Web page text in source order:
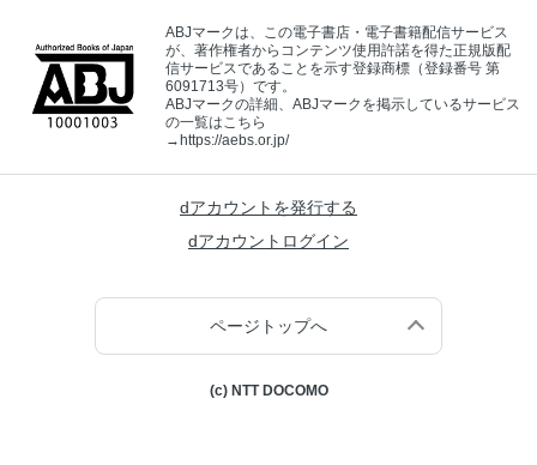
ABJマークは、この電子書店・電子書籍配信サービス
が、著作権者からコンテンツ使用許諾を得た正規版配
信サービスであることを示す登録商標（登録番号 第
6091713号）です。
ABJマークの詳細、ABJマークを掲示しているサービス
の一覧はこちら
→https://aebs.or.jp/
dアカウントを発行する
dアカウントログイン
ページトップへ
(c) NTT DOCOMO